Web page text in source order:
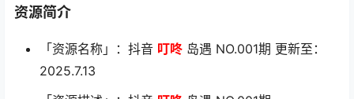
资源简介
「资源名称」：抖音 叮咚 岛遇 NO.001期 更新至：
2025.7.13